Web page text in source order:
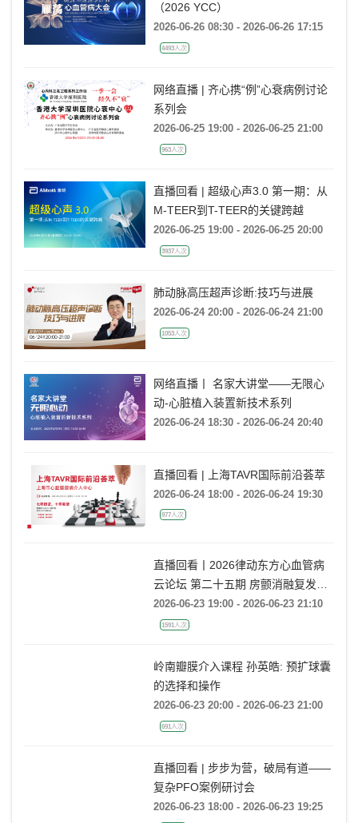
（2026 YCC）
2026-06-26 08:30 - 2026-06-26 17:15
4493人次
网络直播 | 齐心携“例”心衰病例讨论
系列会
2026-06-25 19:00 - 2026-06-25 21:00
963人次
直播回看 | 超级心声3.0 第一期：从
M-TEER到T-TEER的关键跨越
2026-06-25 19:00 - 2026-06-25 20:00
3937人次
肺动脉高压超声诊断:技巧与进展
2026-06-24 20:00 - 2026-06-24 21:00
1053人次
网络直播丨 名家大讲堂——无限心
动-心脏植入装置新技术系列
2026-06-24 18:30 - 2026-06-24 20:40
直播回看 | 上海TAVR国际前沿荟萃
2026-06-24 18:00 - 2026-06-24 19:30
977人次
直播回看丨2026律动东方心血管病
云论坛 第二十五期 房颤消融复发后
的处理策略
2026-06-23 19:00 - 2026-06-23 21:10
1591人次
岭南瓣膜介入课程 孙英皓: 预扩球囊
的选择和操作
2026-06-23 20:00 - 2026-06-23 21:00
691人次
直播回看 | 步步为营，破局有道——
复杂PFO案例研讨会
2026-06-23 18:00 - 2026-06-23 19:25